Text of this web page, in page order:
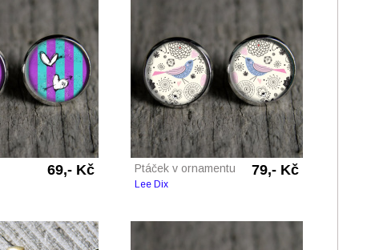
69,- Kč Ptáček v ornamentu 79,- Kč
Lee Dix